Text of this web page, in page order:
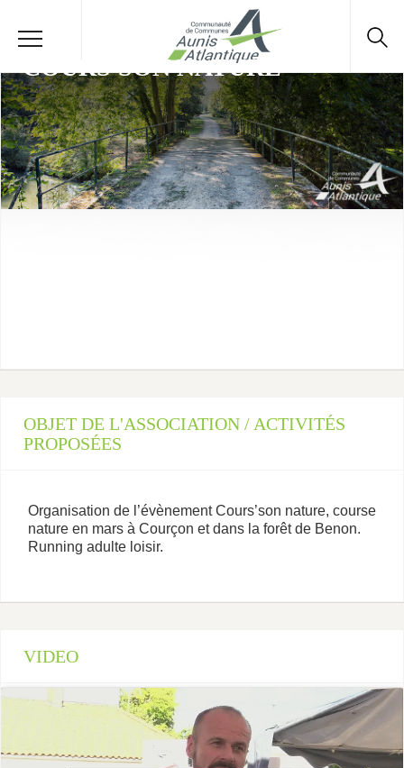
COURS'SON NATURE
OBJET DE L'ASSOCIATION / ACTIVITÉS
PROPOSÉES
Organisation de l’évènement Cours’son nature, course
nature en mars à Courçon et dans la forêt de Benon.
Running adulte loisir.
VIDEO